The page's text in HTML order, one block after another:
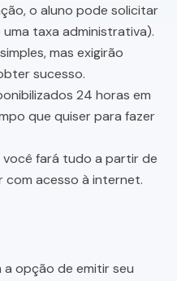
o aluno pode solicitar
taxa administrativa).
mas exigirão
sucesso.
24 horas em
que quiser para fazer
fará tudo a partir de
acesso à internet.
opção de emitir seu